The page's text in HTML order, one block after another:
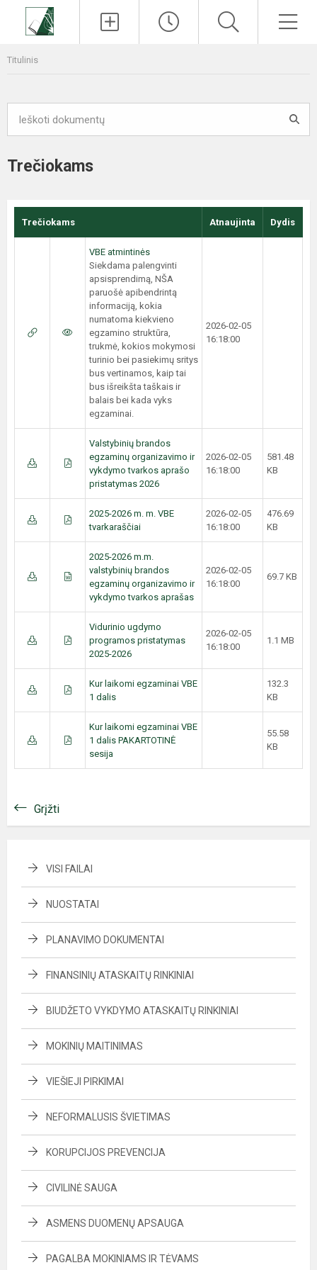
Titulinis
Trečiokams
Trečiokams Atnaujinta Dydis
VBE atmintinės
Siekdama palengvinti
apsisprendimą, NŠA
paruošė apibendrintą
informaciją, kokia
numatoma kiekvieno
egzamino struktūra,
trukmė, kokios mokymosi
turinio bei pasiekimų sritys
bus vertinamos, kaip tai
bus išreikšta taškais ir
balais bei kada vyks
egzaminai.
2026-02-05
16:18:00
Valstybinių brandos
egzaminų organizavimo ir
vykdymo tvarkos aprašo
pristatymas 2026
2026-02-05
16:18:00
581.48
KB
2025-2026 m. m. VBE
tvarkaraščiai
2026-02-05
16:18:00
476.69
KB
2025-2026 m.m.
valstybinių brandos
egzaminų organizavimo ir
vykdymo tvarkos aprašas
2026-02-05
16:18:00
69.7 KB
Vidurinio ugdymo
programos pristatymas
2025-2026
2026-02-05
16:18:00
1.1 MB
Kur laikomi egzaminai VBE
1 dalis
132.3
KB
Kur laikomi egzaminai VBE
1 dalis PAKARTOTINĖ
sesija
55.58
KB
Grįžti
VISI FAILAI
NUOSTATAI
PLANAVIMO DOKUMENTAI
FINANSINIŲ ATASKAITŲ RINKINIAI
BIUDŽETO VYKDYMO ATASKAITŲ RINKINIAI
MOKINIŲ MAITINIMAS
VIEŠIEJI PIRKIMAI
NEFORMALUSIS ŠVIETIMAS
KORUPCIJOS PREVENCIJA
CIVILINĖ SAUGA
ASMENS DUOMENŲ APSAUGA
PAGALBA MOKINIAMS IR TĖVAMS